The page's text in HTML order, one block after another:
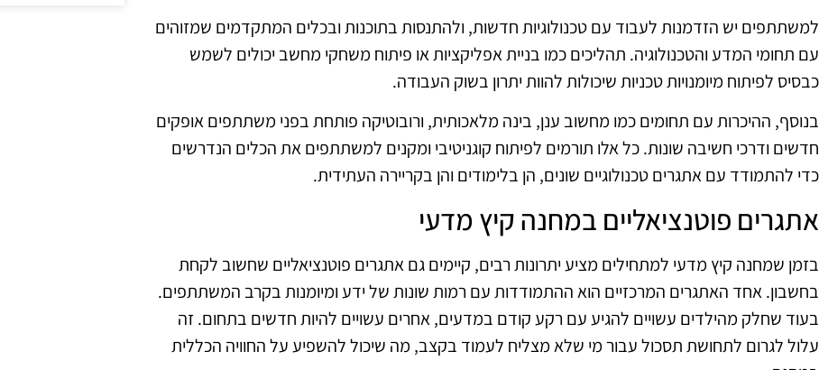
למשתתפים יש הזדמנות לעבוד עם טכנולוגיות חדשות, ולהתנסות בתוכנות ובכלים המתקדמים שמזוהים
עם תחומי המדע והטכנולוגיה. תהליכים כמו בניית אפליקציות או פיתוח משחקי מחשב יכולים לשמש
כבסיס לפיתוח מיומנויות טכניות שיכולות להוות יתרון בשוק העבודה.
בנוסף, ההיכרות עם תחומים כמו מחשוב ענן, בינה מלאכותית, ורובוטיקה פותחת בפני משתתפים אופקים
חדשים ודרכי חשיבה שונות. כל אלו תורמים לפיתוח קוגניטיבי ומקנים למשתתפים את הכלים הנדרשים
כדי להתמודד עם אתגרים טכנולוגיים שונים, הן בלימודים והן בקריירה העתידית.
אתגרים פוטנציאליים במחנה קיץ מדעי
בזמן שמחנה קיץ מדעי למתחילים מציע יתרונות רבים, קיימים גם אתגרים פוטנציאליים שחשוב לקחת
בחשבון. אחד האתגרים המרכזיים הוא ההתמודדות עם רמות שונות של ידע ומיומנות בקרב המשתתפים.
בעוד שחלק מהילדים עשויים להגיע עם רקע קודם במדעים, אחרים עשויים להיות חדשים בתחום. זה
עלול לגרום לתחושת תסכול עבור מי שלא מצליח לעמוד בקצב, מה שיכול להשפיע על החוויה הכללית